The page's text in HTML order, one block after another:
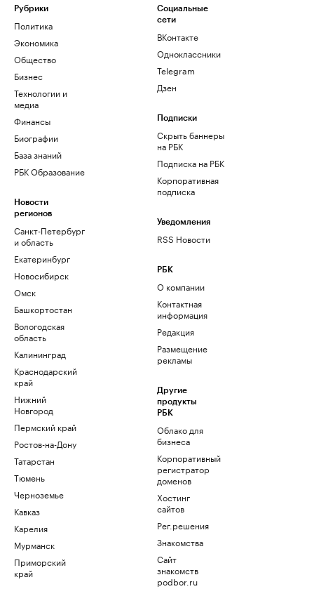
Рубрики
Политика
Экономика
Общество
Бизнес
Технологии и
медиа
Финансы
Биографии
База знаний
РБК Образование
Новости
регионов
Санкт-Петербург
и область
Екатеринбург
Новосибирск
Омск
Башкортостан
Вологодская
область
Калининград
Краснодарский
край
Нижний
Новгород
Пермский край
Ростов-на-Дону
Татарстан
Тюмень
Черноземье
Кавказ
Карелия
Мурманск
Приморский
край
Социальные
сети
ВКонтакте
Одноклассники
Telegram
Дзен
Подписки
Скрыть баннеры
на РБК
Подписка на РБК
Корпоративная
подписка
Уведомления
RSS Новости
РБК
О компании
Контактная
информация
Редакция
Размещение
рекламы
Другие
продукты
РБК
Облако для
бизнеса
Корпоративный
регистратор
доменов
Хостинг
сайтов
Рег.решения
Знакомства
Сайт
знакомств
podbor.ru